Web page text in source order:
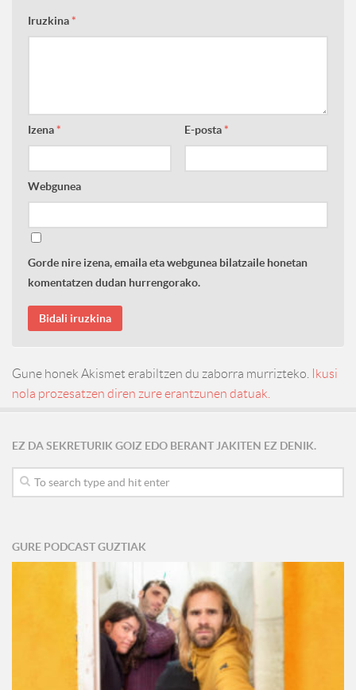
Iruzkina*
Izena* E-posta*
Webgunea
Gorde nire izena, emaila eta webgunea bilatzaile honetan
komentatzen dudan hurrengorako.
Gune honek Akismet erabiltzen du zaborra murrizteko.
Ikusi
nola prozesatzen diren zure erantzunen datuak.
EZ DA SEKRETURIK GOIZ EDO BERANT JAKITEN EZ DENIK.
GURE PODCAST GUZTIAK